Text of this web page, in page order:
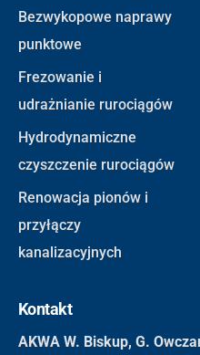
Bezwykopowe naprawy
punktowe
Frezowanie i
udrażnianie rurociągów
Hydrodynamiczne
czyszczenie rurociągów
Renowacja pionów i
przyłączy
kanalizacyjnych
Kontakt
AKWA W. Biskup, G.